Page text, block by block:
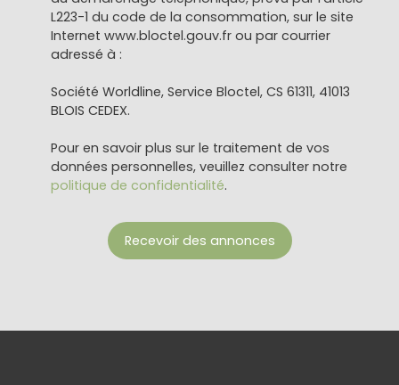
L223-1 du code de la consommation, sur le site
Internet www.bloctel.gouv.fr ou par courrier
adressé à :
Société Worldline, Service Bloctel, CS 61311, 41013
BLOIS CEDEX.
Pour en savoir plus sur le traitement de vos
données personnelles, veuillez consulter notre
politique de confidentialité.
Recevoir des annonces